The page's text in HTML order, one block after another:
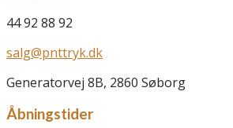
44 92 88 92
salg@pnttryk.dk
Generatorvej 8B, 2860 Søborg
Åbningstider